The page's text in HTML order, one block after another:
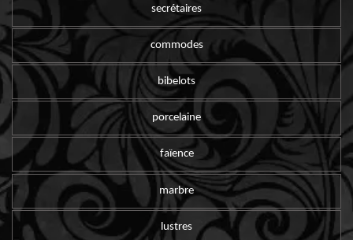
secrétaires
commodes
bibelots
porcelaine
faïence
marbre
lustres